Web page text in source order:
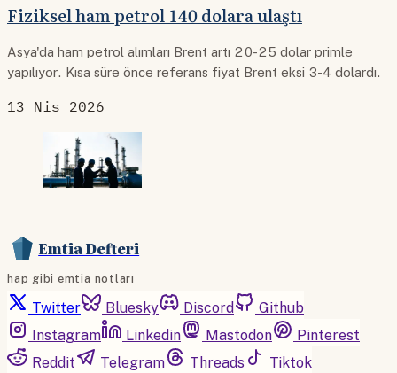
Fiziksel ham petrol 140 dolara ulaştı
Asya'da ham petrol alımları Brent artı 20-25 dolar primle
yapılıyor. Kısa süre önce referans fiyat Brent eksi 3-4 dolardı.
13 Nis 2026
Emtia Defteri
hap gibi emtia notları
Twitter Bluesky Discord
Github
Instagram
Linkedin Mastodon
Pinterest
Reddit
Telegram Threads
Tiktok